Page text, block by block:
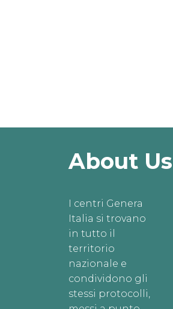
About Us
I centri Genera
Italia si trovano
in tutto il
territorio
nazionale e
condividono gli
stessi protocolli,